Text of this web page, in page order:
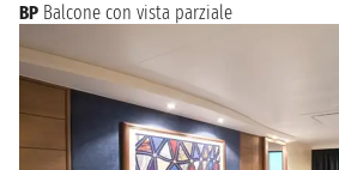
BP Balcone con vista parziale